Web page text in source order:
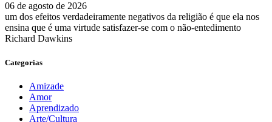
06 de agosto de 2026
um dos efeitos verdadeiramente negativos da religião é que ela nos
ensina que é uma virtude satisfazer-se com o não-entedimento
Richard Dawkins
Categorias
Amizade
Amor
Aprendizado
Arte/Cultura